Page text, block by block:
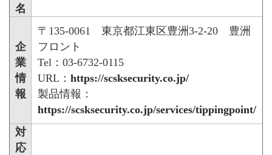
名
企
業
情
報
〒135-0061 東京都江東区豊洲3-2-20 豊洲
フロント
Tel：03-6732-0115
URL： https://scsksecurity.co.jp/
製品情報：
https://scsksecurity.co.jp/services/tippingpoint/
対
応